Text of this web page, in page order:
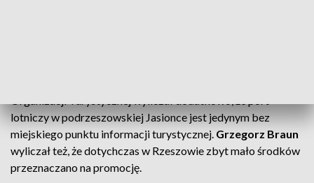
lotniczy w podrzeszowskiej Jasionce jest jedynym bez
miejskiego punktu informacji turystycznej. Grzegorz Braun
wyliczał też, że dotychczas w Rzeszowie zbyt mało środków
przeznaczano na promocję.